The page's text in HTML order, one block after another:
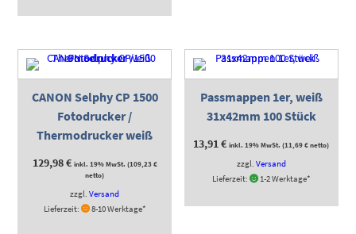
CANON Selphy CP 1500
Fotodrucker /
Thermodrucker weiß
129,98€ inkl. 19% MwSt. (109,23€
netto)
zzgl.Versand
Lieferzeit:
8-10 Werktage*
Passmappen 1er, weiß
31x42mm 100 Stück
13,91€ inkl. 19% MwSt. (11,69€netto)
zzgl. Versand
Lieferzeit:
1-2 Werktage*